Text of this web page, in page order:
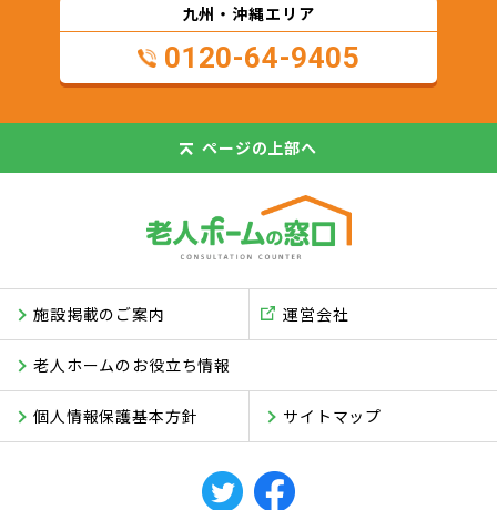
九州・沖縄エリア
0120-64-9405
ページの 上部へ
施設掲載のご案内
老人ホームのお役立ち情報
サイトマップ
運営会社
個人情報保護基本方針